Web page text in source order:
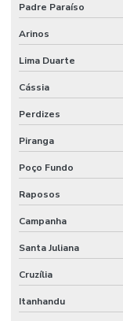
Padre Paraíso
Arinos
Lima Duarte
Cássia
Perdizes
Piranga
Poço Fundo
Raposos
Campanha
Santa Juliana
Cruzília
Itanhandu